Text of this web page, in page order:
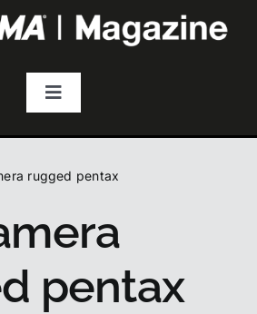
Toggle
rugged pentax
pentax